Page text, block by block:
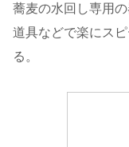
蕎麦の水回し専用
道具などで楽にス
る。